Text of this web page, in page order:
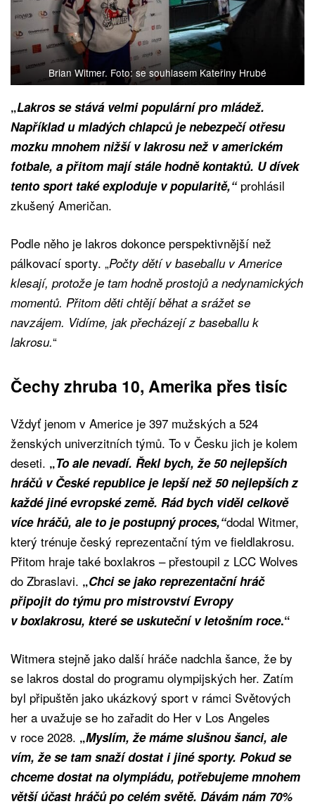
Brian Witmer. Foto: se souhlasem Kateřiny Hrubé
„Lakros se stává velmi populární pro mládež.
Například u mladých chlapců je nebezpečí otřesu
mozku mnohem nižší v lakrosu než v americkém
fotbale, a přitom mají stále hodně kontaktů. U dívek
tento sport také exploduje v popularitě,“ prohlásil
zkušený Američan.
Podle něho je lakros dokonce perspektivnější než
pálkovací sporty. „Počty dětí v baseballu v Americe
klesají, protože je tam hodně prostojů a nedynamických
momentů. Přitom děti chtějí běhat a srážet se
navzájem. Vidíme, jak přecházejí z baseballu k
lakrosu.“
Čechy zhruba 10, Amerika přes tisíc
Vždyť jenom v Americe je 397 mužských a 524
ženských univerzitních týmů. To v Česku jich je kolem
deseti. „To ale nevadí. Řekl bych, že 50 nejlepších
hráčů v České republice je lepší než 50 nejlepších z
každé jiné evropské země. Rád bych viděl celkově
více hráčů, ale to je postupný proces,“dodal Witmer,
který trénuje český reprezentační tým ve fieldlakrosu.
Přitom hraje také boxlakros – přestoupil z LCC Wolves
do Zbraslavi. „Chci se jako reprezentační hráč
připojit do týmu pro mistrovství Evropy
v boxlakrosu, které se uskuteční v letošním roce.“
Witmera stejně jako další hráče nadchla šance, že by
se lakros dostal do programu olympijských her. Zatím
byl připuštěn jako ukázkový sport v rámci Světových
her a uvažuje se ho zařadit do Her v Los Angeles
v roce 2028. „Myslím, že máme slušnou šanci, ale
vím, že se tam snaží dostat i jiné sporty. Pokud se
chceme dostat na olympiádu, potřebujeme mnohem
větší účast hráčů po celém světě. Dávám nám 70%